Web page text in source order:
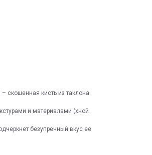
скошенная кисть из таклона.
и материалами (хной
безупречный вкус ее